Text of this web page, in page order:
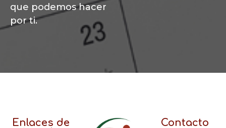
que podemos hacer
por ti.
Enlaces de
Contacto